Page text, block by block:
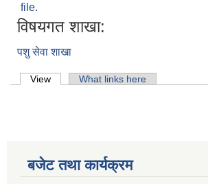
file.
विषयगत शाखा:
पशु सेवा शाखा
Primary tabs
View (active tab)What links here
बजेट तथा कार्यक्रम